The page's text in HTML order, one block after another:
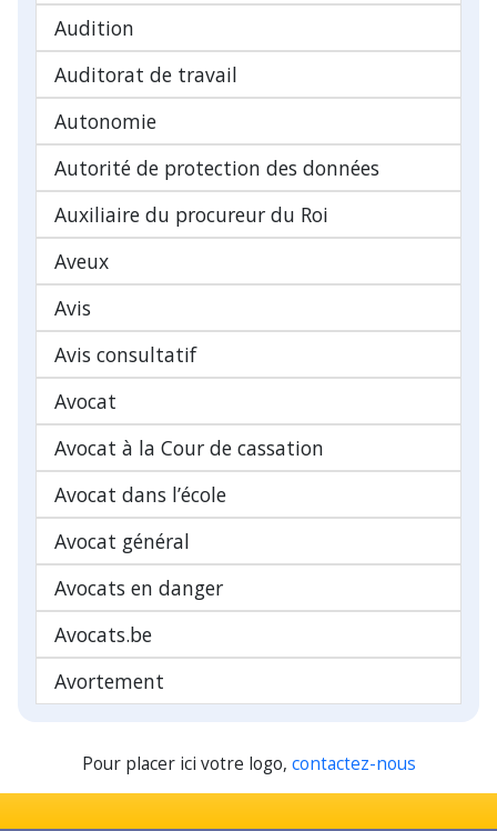
Audition
Auditorat de travail
Autonomie
Autorité de protection des données
Auxiliaire du procureur du Roi
Aveux
Avis
Avis consultatif
Avocat
Avocat à la Cour de cassation
Avocat dans l’école
Avocat général
Avocats en danger
Avocats.be
Avortement
Pour placer ici votre logo, contactez-nous